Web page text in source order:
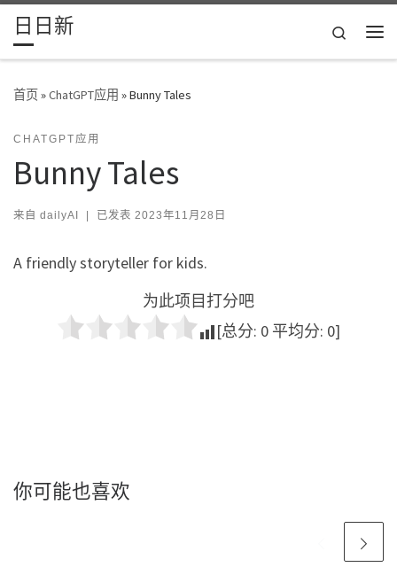
Skip to content
日日新
Search
首页»ChatGPT应用 »Bunny Tales
CHATGPT应用
Bunny Tales
来自 dailyAI | 已发表 2023年11月28日
A friendly storyteller for kids.
为此项目打分吧
[总分: 0 平均分: 0]
你可能也喜欢